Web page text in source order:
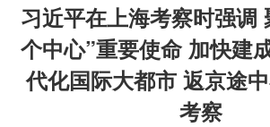
习近平在上海考察时强调
个中心”重要使命 加快建
代化国际大都市 返京途
考察